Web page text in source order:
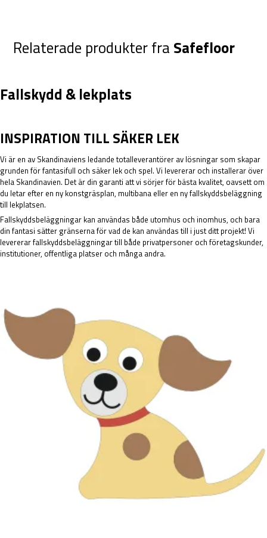
Relaterade produkter fra Safefloor
Fallskydd & lekplats
INSPIRATION TILL SÄKER LEK
Vi är en av Skandinaviens ledande totalleverantörer av lösningar som skapar
grunden för fantasifull och säker lek och spel. Vi levererar och installerar över
hela Skandinavien. Det är din garanti att vi sörjer för bästa kvalitet, oavsett om
du letar efter en ny konstgräsplan, multibana eller en ny fallskyddsbeläggning
till lekplatsen.
Fallskyddsbeläggningar kan användas både utomhus och inomhus, och bara
din fantasi sätter gränserna för vad de kan användas till i just ditt projekt! Vi
levererar fallskyddsbeläggningar till både privatpersoner och företagskunder,
institutioner, offentliga platser och många andra.